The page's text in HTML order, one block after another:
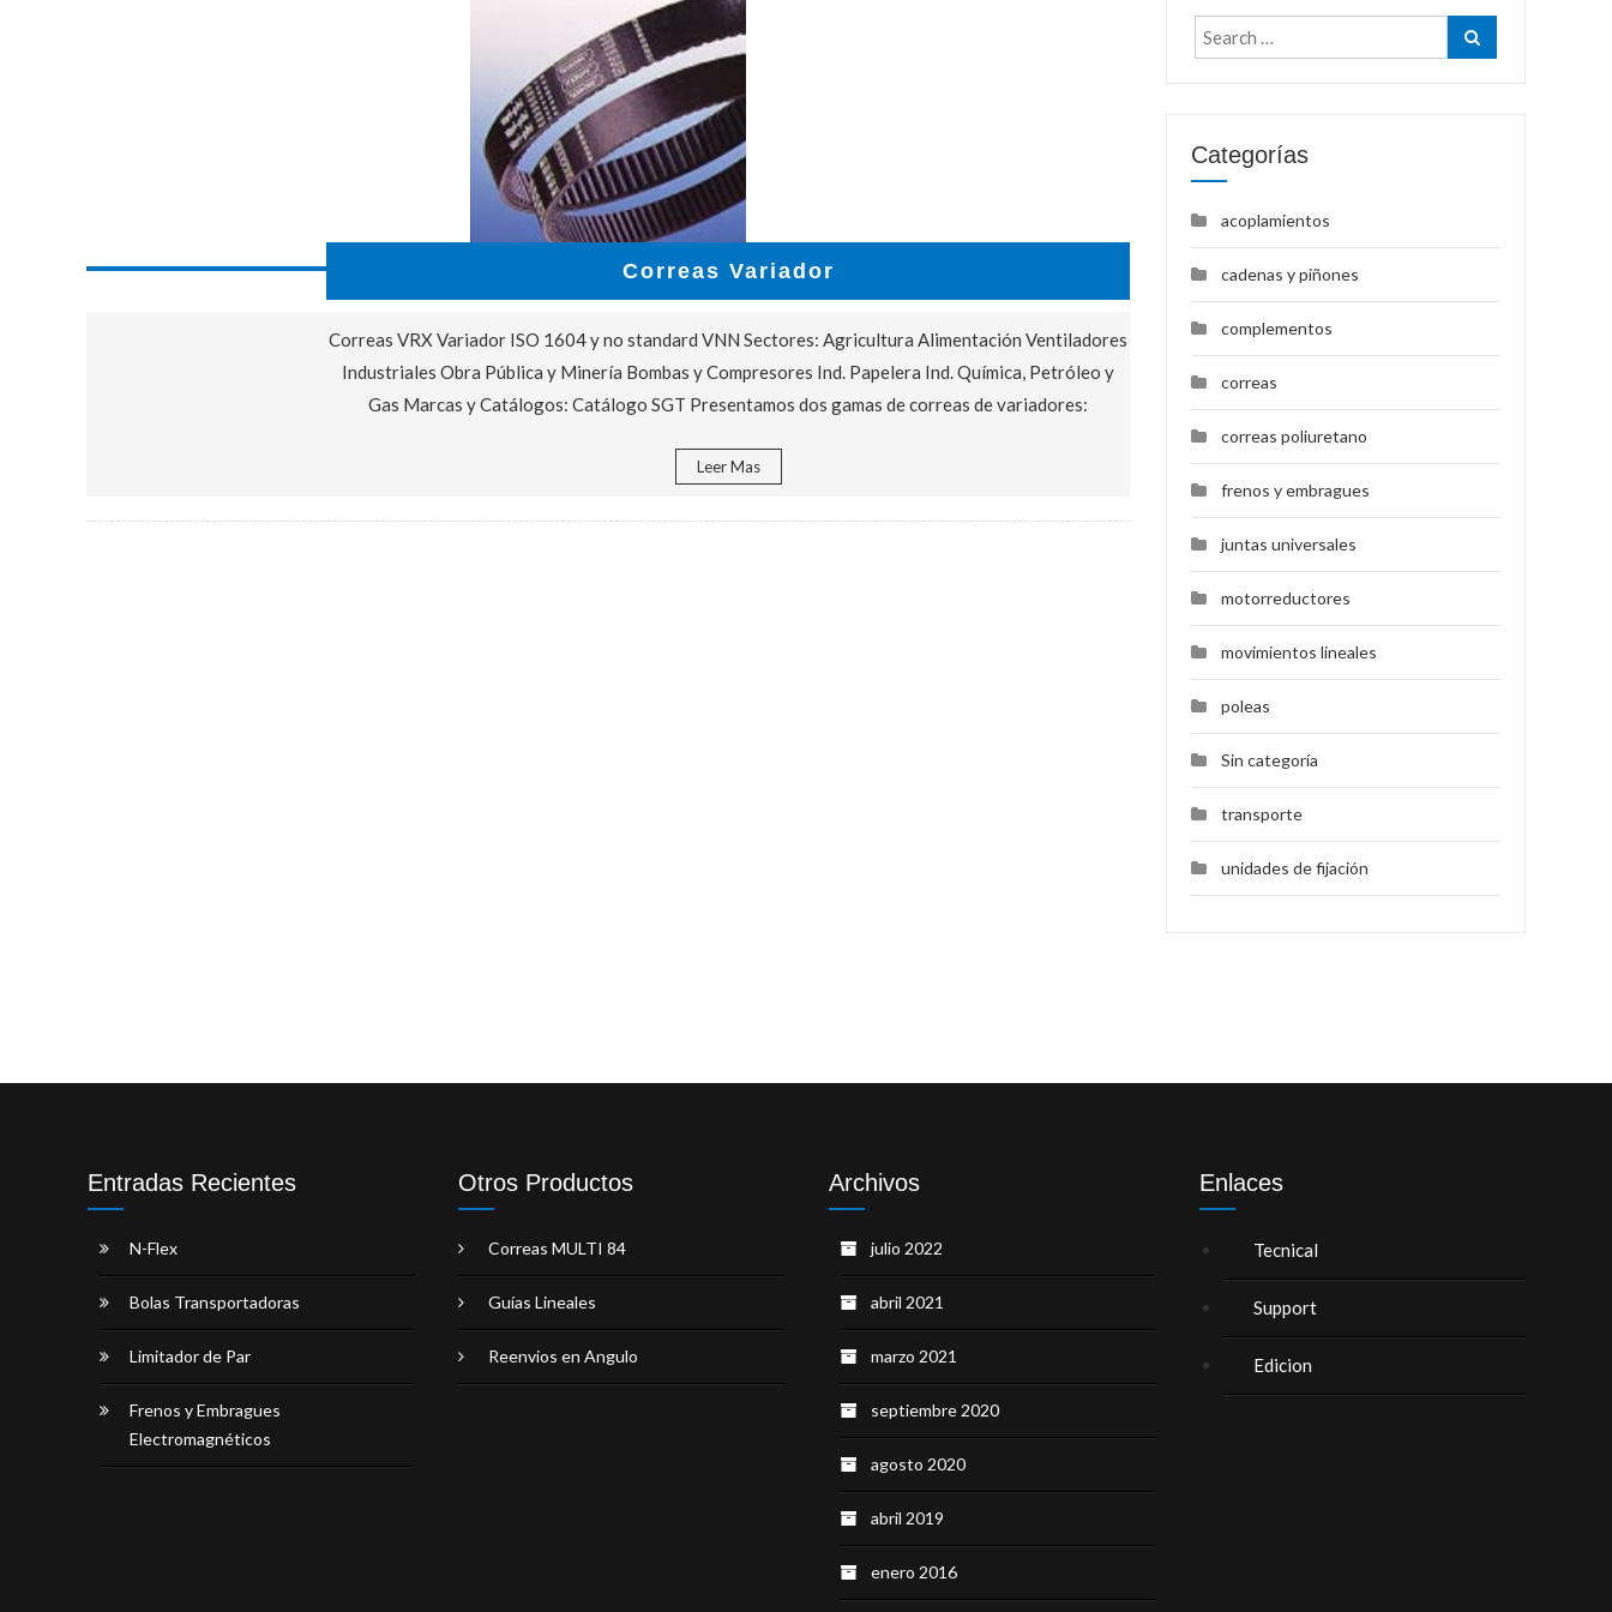
Correas Variador
Correas VRX Variador ISO 1604 y no standard VNN Sectores: Agricultura Alimentación Ventiladores
Industriales Obra Pública y Minería Bombas y Compresores Ind. Papelera Ind. Química, Petróleo y
Gas Marcas y Catálogos: Catálogo SGT Presentamos dos gamas de correas de variadores:
Leer Mas
Categorías
acoplamientos
cadenas y piñones
complementos
correas
correas poliuretano
frenos y embragues
juntas universales
motorreductores
movimientos lineales
poleas
Sin categoría
transporte
unidades de fijación
Entradas Recientes
N-Flex
Bolas Transportadoras
Limitador de Par
Frenos y Embragues
Electromagnéticos
Otros Productos
Correas MULTI 84
Guías Lineales
Reenvios en Angulo
Archivos
julio 2022
abril 2021
marzo 2021
septiembre 2020
agosto 2020
abril 2019
enero 2016
Enlaces
Tecnical
Support
Edicion